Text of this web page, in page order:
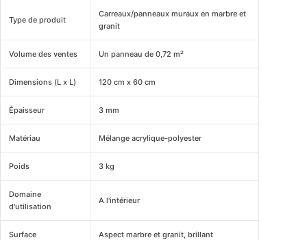
Type de produit
Carreaux/panneaux muraux en marbre et
granit
Volume des ventes Un panneau de 0,72 m²
Dimensions (L x L) 120 cm x 60 cm
Épaisseur 3 mm
Matériau Mélange acrylique-polyester
Poids 3 kg
Domaine
d'utilisation
A l'intérieur
Surface Aspect marbre et granit, brillant